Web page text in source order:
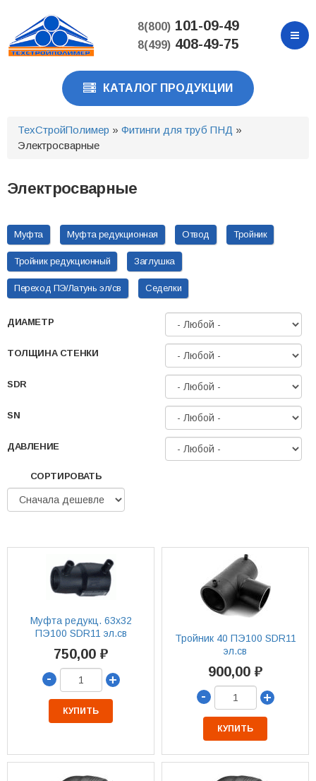
основному
содержанию
8(800)101-09-49
8(499)408-49-75
КАТАЛОГ ПРОДУКЦИИ
ТехСтройПолимер » Фитинги для труб ПНД »
Электросварные
Электросварные
Муфта Муфта редукционная Отвод Тройник
Тройник редукционный Заглушка
Переход ПЭ/Латунь эл/св Седелки
ДИАМЕТР
ТОЛЩИНА СТЕНКИ
SDR
SN
ДАВЛЕНИЕ
СОРТИРОВАТЬ
Муфта редукц. 63х32
ПЭ100 SDR11 эл.св
750,00 ₽
-
+
КУПИТЬ
Тройник 40 ПЭ100 SDR11
эл.св
900,00 ₽
-
+
КУПИТЬ